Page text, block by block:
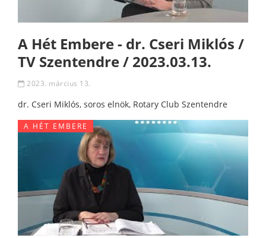
A Hét Embere - dr. Cseri Miklós /
TV Szentendre / 2023.03.13.
2023. március 13.
dr. Cseri Miklós, soros elnök, Rotary Club Szentendre
A HÉT EMBERE